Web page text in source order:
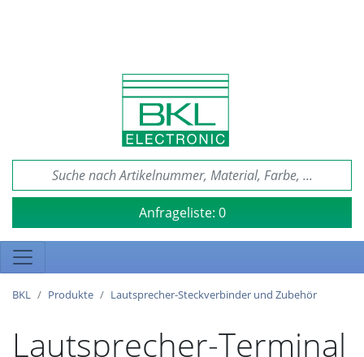
Anfrageliste: 0
BKL Produkte Lautsprecher-Steckverbinder und Zubehör
Lautsprecher-Terminal